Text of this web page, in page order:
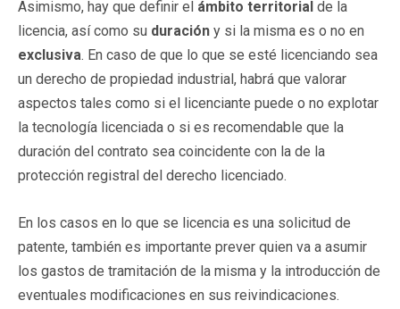
Asimismo, hay que definir el ámbito territorial de la
licencia, así como su duración y si la misma es o no en
exclusiva. En caso de que lo que se esté licenciando sea
un derecho de propiedad industrial, habrá que valorar
aspectos tales como si el licenciante puede o no explotar
la tecnología licenciada o si es recomendable que la
duración del contrato sea coincidente con la de la
protección registral del derecho licenciado.
En los casos en lo que se licencia es una solicitud de
patente, también es importante prever quien va a asumir
los gastos de tramitación de la misma y la introducción de
eventuales modificaciones en sus reivindicaciones.